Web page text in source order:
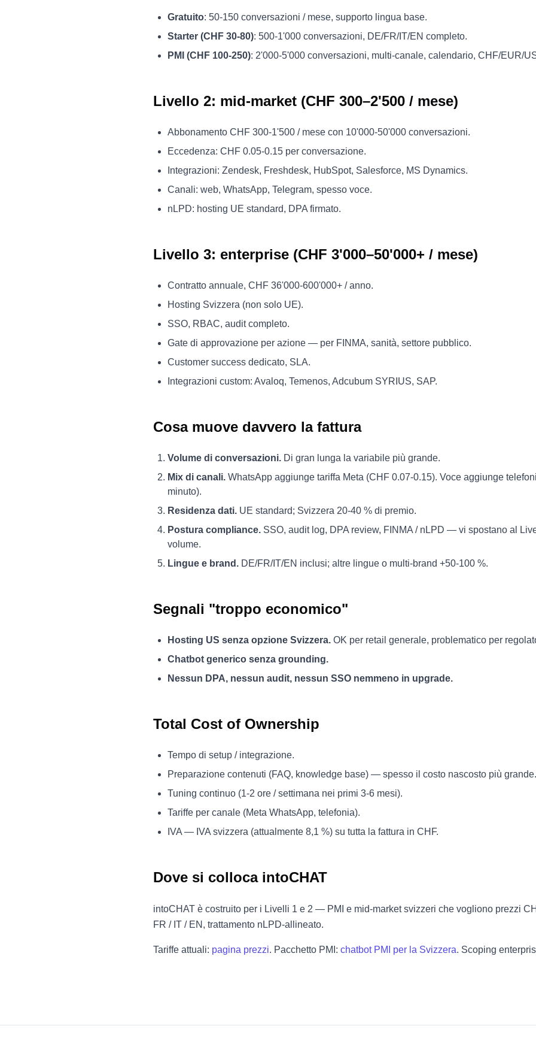
Gratuito: 50-150 conversazioni / mese, supporto lingua base.
Starter (CHF 30-80): 500-1'000 conversazioni, DE/FR/IT/EN completo.
PMI (CHF 100-250): 2'000-5'000 conversazioni, multi-canale, calendario, CHF/EUR/
Livello 2: mid-market (CHF 300–2'500 / mese)
Abbonamento CHF 300-1'500 / mese con 10'000-50'000 conversazioni.
Eccedenza: CHF 0.05-0.15 per conversazione.
Integrazioni: Zendesk, Freshdesk, HubSpot, Salesforce, MS Dynamics.
Canali: web, WhatsApp, Telegram, spesso voce.
nLPD: hosting UE standard, DPA firmato.
Livello 3: enterprise (CHF 3'000–50'000+ / mese)
Contratto annuale, CHF 36'000-600'000+ / anno.
Hosting Svizzera (non solo UE).
SSO, RBAC, audit completo.
Gate di approvazione per azione — per FINMA, sanità, settore pubblico.
Customer success dedicato, SLA.
Integrazioni custom: Avaloq, Temenos, Adcubum SYRIUS, SAP.
Cosa muove davvero la fattura
Volume di conversazioni. Di gran lunga la variabile più grande.
Mix di canali. WhatsApp aggiunge tariffa Meta (CHF 0.07-0.15). Voce aggiunge
minuto).
Residenza dati. UE standard; Svizzera 20-40 % di premio.
Postura compliance. SSO, audit log, DPA review, FINMA / nLPD — vi spostano al
volume.
Lingue e brand. DE/FR/IT/EN inclusi; altre lingue o multi-brand +50-100 %.
Segnali "troppo economico"
Hosting US senza opzione Svizzera. OK per retail generale, problematico per
Chatbot generico senza grounding.
Nessun DPA, nessun audit, nessun SSO nemmeno in upgrade.
Total Cost of Ownership
Tempo di setup / integrazione.
Preparazione contenuti (FAQ, knowledge base) — spesso il costo nascosto più grande.
Tuning continuo (1-2 ore / settimana nei primi 3-6 mesi).
Tariffe per canale (Meta WhatsApp, telefonia).
IVA — IVA svizzera (attualmente 8,1 %) su tutta la fattura in CHF.
Dove si colloca intoCHAT
intoCHAT è costruito per i Livelli 1 e 2 — PMI e mid-market svizzeri che vogliono prezzi
FR / IT / EN, trattamento nLPD-allineato.
Tariffe attuali: pagina prezzi. Pacchetto PMI: chatbot PMI per la Svizzera. Scoping